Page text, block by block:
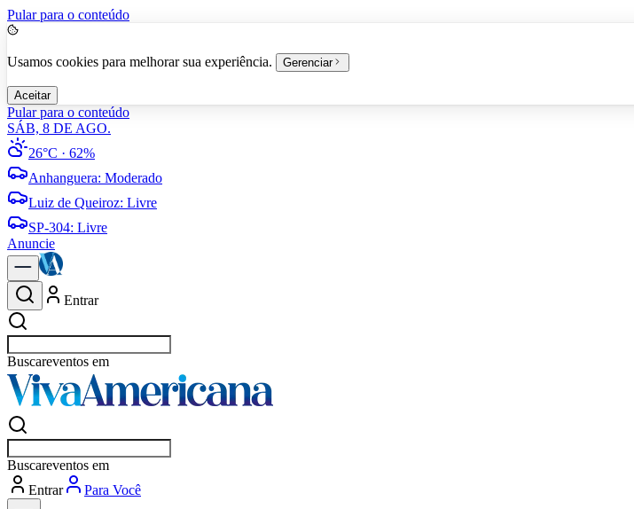
Pular para o conteúdo
Usamos cookies para melhorar sua experiência. Gerenciar
Aceitar
Pular para o conteúdo
SÁB, 8 DE AGO.
26°C · 62%
Anhanguera: Moderado
Luiz de Queiroz: Livre
SP-304: Livre
Anuncie
Entrar
Buscarvagas e
Buscarvagas e
Entrar
Para Você